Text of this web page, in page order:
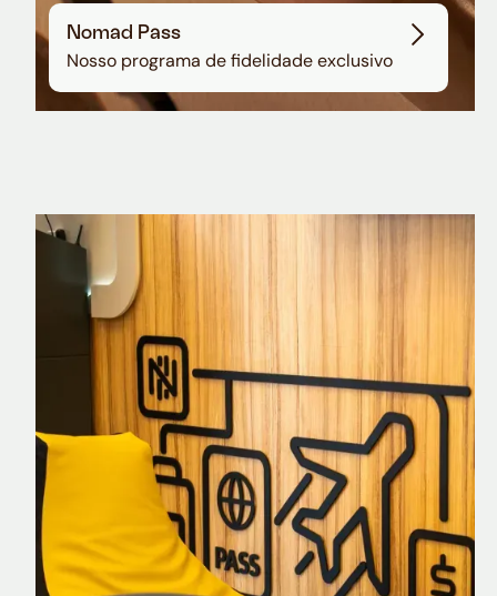
Nomad Pass
Nosso programa de fidelidade exclusivo
Nomad Explorer
Cartão de crédito brasileiro com cashback
em dólar